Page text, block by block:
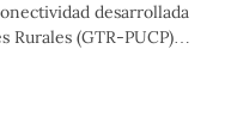
desarrollada
Rurales (GTR-PUCP)
cómo ha sido el